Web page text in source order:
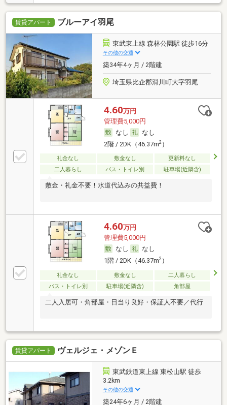
賃貸アパート ブルーアイ羽尾
東武東上線 森林公園駅 徒歩16分
その他の交通
築34年4ヶ月 / 2階建
埼玉県比企郡滑川町大字羽尾
4.60万円
管理費5,000円
なし
なし
2階 / 2DK（46.37m2）
礼金なし 敷金なし
更新料なし
二人暮らし
バス・トイレ別 駐車場(近隣含)
敷金・礼金不要！水道代込みの共益費！
4.60万円
管理費5,000円
なし
なし
1階 / 2DK（46.37m2）
礼金なし 敷金なし
二人暮らし
バス・トイレ別
駐車場(近隣含) 角部屋
二人入居可・角部屋・日当り良好・保証人不要／代行
賃貸アパート ヴェルジェ・メゾンＥ
東武鉄道東上線 東松山駅 徒歩
3.2km
その他の交通
築24年6ヶ月 / 2階建